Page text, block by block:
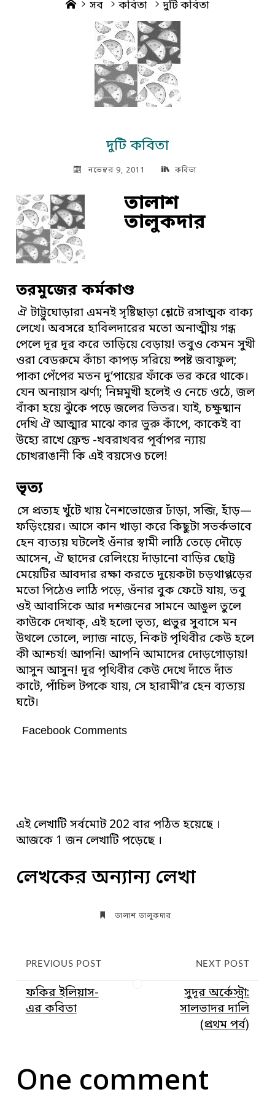
Home
সব কবিতা দুটি কবিতা
দুটি কবিতা
নভেম্বর 9, 2011 কবিতা
তালাশ
তালুকদার
তরমুজের কর্মকাণ্ড
ঐ টাট্টুঘোড়ারা এমনই সৃষ্টিছাড়া শ্লেটে রসাত্মক বাক্য
লেখে। অবসরে হাবিলদারের মতো অনাত্মীয় গন্ধ
পেলে দূর দূর করে তাড়িয়ে বেড়ায়! তবুও কেমন সুখী
ওরা বেডরুমে কাঁচা কাপড় সরিয়ে ষ্পষ্ট জবাফুল;
পাকা পেঁপের মতন দু’পায়ের ফাঁকে ভর করে থাকে।
যেন অনায়াস ঝর্ণা; নিম্নমুখী হলেই ও নেচে ওঠে, জল
বাঁকা হয়ে ঝুঁকে পড়ে জলের ভিতর। যাই, চক্ষুষ্মান
দেখি ঐ আত্মার মাঝে কার ভুরু কাঁপে, কাকেই বা
উহ্যে রাখে ফ্রেন্ড -খবরাখবর পূর্বাপর ন্যায়
চোখরাঙানী কি এই বয়সেও চলে!
ভৃত্য
সে প্রত্যহ খুঁটে খায় নৈশভোজের ঢাঁড়া, সব্জি, হাঁড়—
ফড়িংয়ের। আসে কান খাড়া করে কিছুটা সতর্কভাবে
হেন ব্যত্যয় ঘটলেই ওঁনার স্বামী লাঠি তেড়ে দৌড়ে
আসেন, ঐ ছাদের রেলিংয়ে দাঁড়ানো বাড়ির ছোট্ট
মেয়েটির আবদার রক্ষা করতে দুয়েকটা চড়থাপ্পড়ের
মতো পিঠেও লাঠি পড়ে, ওঁনার বুক ফেটে যায়, তবু
ওই আবাসিকে আর দশজনের সামনে আঙুল তুলে
কাউকে দেখাক্, এই হলো ভৃত্য, প্রভুর সুবাসে মন
উথলে তোলে, ল্যাজ নাড়ে, নিকট পৃথিবীর কেউ হলে
কী আশ্চর্য! আপনি! আপনি আমাদের দোড়গোড়ায়!
আসুন আসুন! দূর পৃথিবীর কেউ দেখে দাঁতে দাঁত
কাটে, পাঁচিল টপকে যায়, সে হারামী’র হেন ব্যত্যয়
ঘটে।
Facebook Comments
এই লেখাটি সর্বমোট 202 বার পঠিত হয়েছে ।
আজকে 1 জন লেখাটি পড়েছে ।
লেখকের অন্যান্য লেখা
তালাশ তালুকদার
PREVIOUS POST
ফকির ইলিয়াস-
এর কবিতা
NEXT POST
সুদূর অর্কেস্ট্রা:
সালভাদর দালি
(প্রথম পর্ব)
One comment